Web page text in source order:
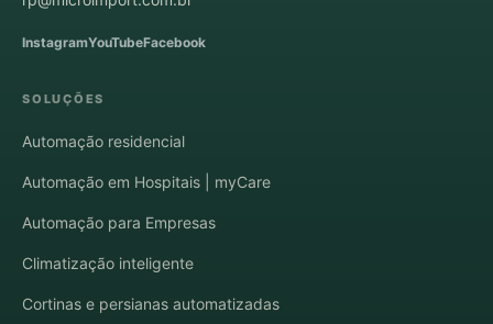
InstagramYouTubeFacebook
SOLUÇÕES
Automação residencial
Automação em Hospitais | myCare
Automação para Empresas
Climatização inteligente
Cortinas e persianas automatizadas